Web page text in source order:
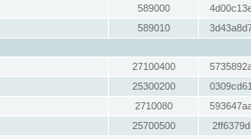
589000
589010
27100400
25300200
2710080
25700500